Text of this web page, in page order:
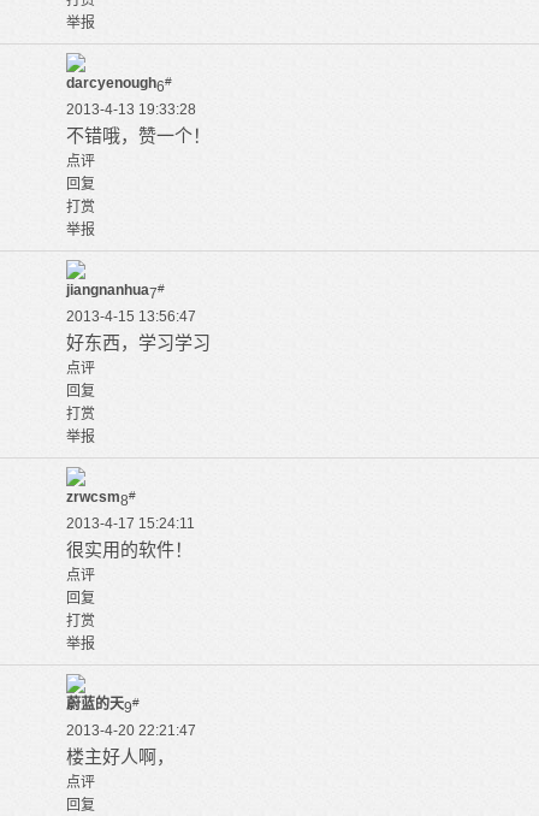
举报
darcyenough6#
2013-4-13 19:33:28
不错哦，赞一个！
点评
回复
打赏
举报
jiangnanhua7#
2013-4-15 13:56:47
好东西，学习学习
点评
回复
打赏
举报
zrwcsm8#
2013-4-17 15:24:11
很实用的软件！
点评
回复
打赏
举报
蔚蓝的天9#
2013-4-20 22:21:47
楼主好人啊，
点评
回复